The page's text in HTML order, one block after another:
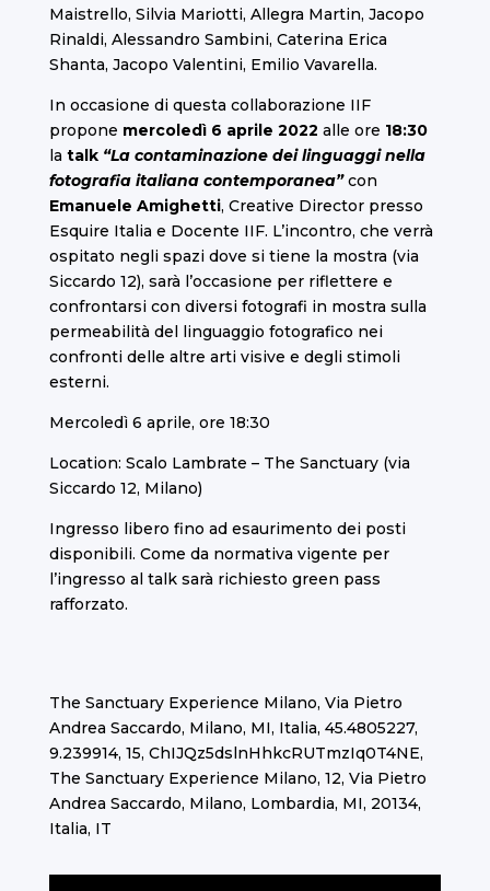
Maistrello, Silvia Mariotti, Allegra Martin, Jacopo
Rinaldi, Alessandro Sambini, Caterina Erica
Shanta, Jacopo Valentini, Emilio Vavarella.
In occasione di questa collaborazione IIF
propone mercoledì 6 aprile 2022 alle ore 18:30
la talk “La contaminazione dei linguaggi nella
fotografia italiana contemporanea”con
Emanuele Amighetti, Creative Director presso
Esquire Italia e Docente IIF. L’incontro, che verrà
ospitato negli spazi dove si tiene la mostra (via
Siccardo 12), sarà l’occasione per riflettere e
confrontarsi con diversi fotografi in mostra sulla
permeabilità del linguaggio fotografico nei
confronti delle altre arti visive e degli stimoli
esterni.
Mercoledì 6 aprile, ore 18:30
Location: Scalo Lambrate – The Sanctuary (via
Siccardo 12, Milano)
Ingresso libero fino ad esaurimento dei posti
disponibili. Come da normativa vigente per
l’ingresso al talk sarà richiesto green pass
rafforzato.
The Sanctuary Experience Milano, Via Pietro
Andrea Saccardo, Milano, MI, Italia, 45.4805227,
9.239914, 15, ChIJQz5dslnHhkcRUTmzIq0T4NE,
The Sanctuary Experience Milano, 12, Via Pietro
Andrea Saccardo, Milano, Lombardia, MI, 20134,
Italia, IT